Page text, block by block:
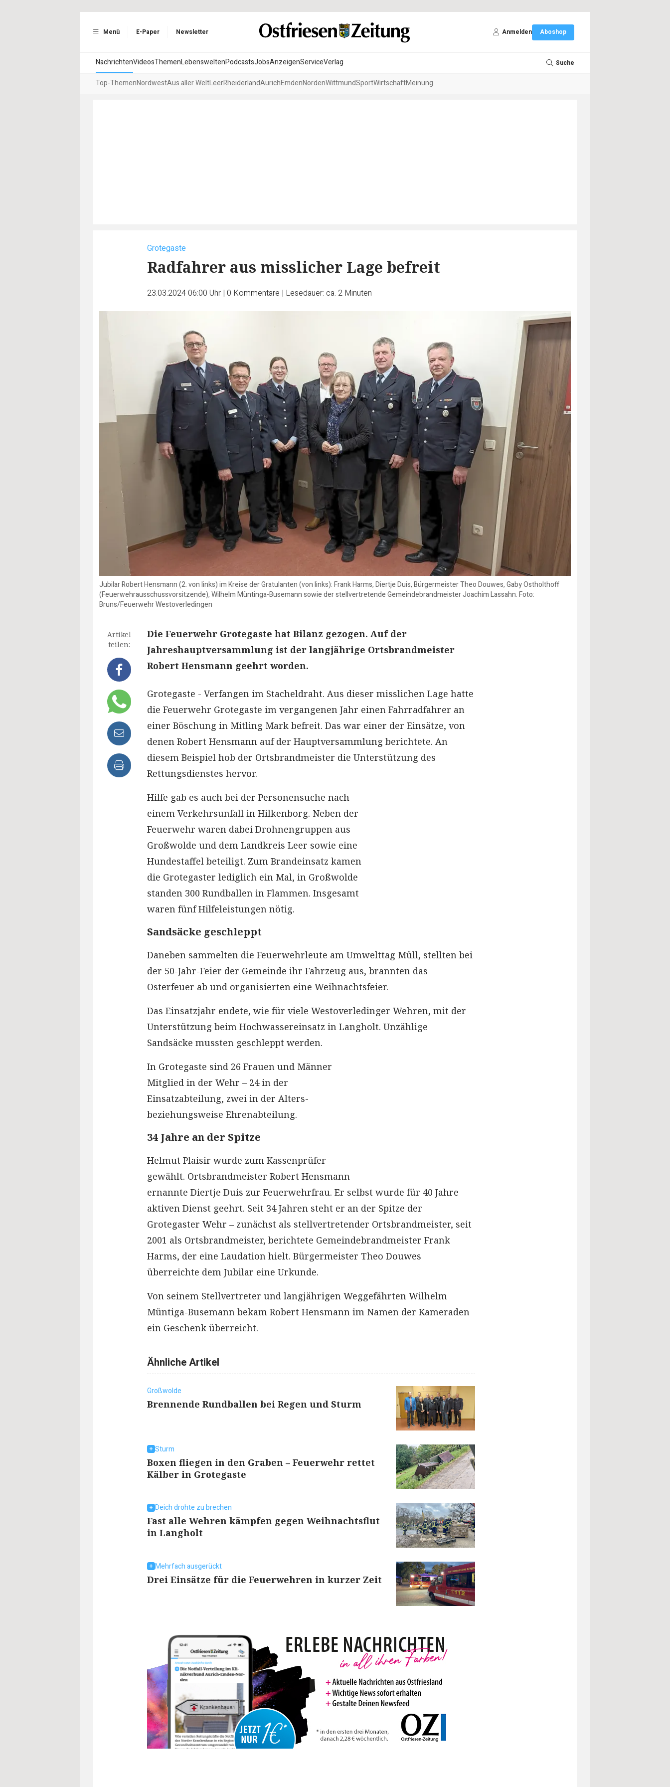
Menü E-Paper Newsletter Anmelden Aboshop
NachrichtenVideosThemenLebensweltenPodcastsJobsAnzeigenServiceVerlag Suche
Top-ThemenNordwestAus aller WeltLeerRheiderlandAurichEmdenNordenWittmundSportWirtschaftMeinung
Grotegaste
Radfahrer aus misslicher Lage befreit
23.03.2024 06:00 Uhr | 0 Kommentare | Lesedauer: ca. 2 Minuten
Jubilar Robert Hensmann (2. von links) im Kreise der Gratulanten (von links): Frank Harms, Diertje Duis, Bürgermeister Theo Douwes, Gaby Ostholthoff
(Feuerwehrausschussvorsitzende), Wilhelm Müntinga-Busemann sowie der stellvertretende Gemeindebrandmeister Joachim Lassahn. Foto:
Bruns/Feuerwehr Westoverledingen
Artikel
teilen:
Die Feuerwehr Grotegaste hat Bilanz gezogen. Auf der
Jahreshauptversammlung ist der langjährige Ortsbrandmeister
Robert Hensmann geehrt worden.
Grotegaste - Verfangen im Stacheldraht. Aus dieser misslichen Lage hatte
die Feuerwehr Grotegaste im vergangenen Jahr einen Fahrradfahrer an
einer Böschung in Mitling Mark befreit. Das war einer der Einsätze, von
denen Robert Hensmann auf der Hauptversammlung berichtete. An
diesem Beispiel hob der Ortsbrandmeister die Unterstützung des
Rettungsdienstes hervor.
Hilfe gab es auch bei der Personensuche nach
einem Verkehrsunfall in Hilkenborg. Neben der
Feuerwehr waren dabei Drohnengruppen aus
Großwolde und dem Landkreis Leer sowie eine
Hundestaffel beteiligt. Zum Brandeinsatz kamen
die Grotegaster lediglich ein Mal, in Großwolde
standen 300 Rundballen in Flammen. Insgesamt
waren fünf Hilfeleistungen nötig.
Sandsäcke geschleppt
Daneben sammelten die Feuerwehrleute am Umwelttag Müll, stellten bei
der 50-Jahr-Feier der Gemeinde ihr Fahrzeug aus, brannten das
Osterfeuer ab und organisierten eine Weihnachtsfeier.
Das Einsatzjahr endete, wie für viele Westoverledinger Wehren, mit der
Unterstützung beim Hochwassereinsatz in Langholt. Unzählige
Sandsäcke mussten geschleppt werden.
In Grotegaste sind 26 Frauen und Männer
Mitglied in der Wehr – 24 in der
Einsatzabteilung, zwei in der Alters-
beziehungsweise Ehrenabteilung.
34 Jahre an der Spitze
Helmut Plaisir wurde zum Kassenprüfer
gewählt. Ortsbrandmeister Robert Hensmann
ernannte Diertje Duis zur Feuerwehrfrau. Er selbst wurde für 40 Jahre
aktiven Dienst geehrt. Seit 34 Jahren steht er an der Spitze der
Grotegaster Wehr – zunächst als stellvertretender Ortsbrandmeister, seit
2001 als Ortsbrandmeister, berichtete Gemeindebrandmeister Frank
Harms, der eine Laudation hielt. Bürgermeister Theo Douwes
überreichte dem Jubilar eine Urkunde.
Von seinem Stellvertreter und langjährigen Weggefährten Wilhelm
Müntiga-Busemann bekam Robert Hensmann im Namen der Kameraden
ein Geschenk überreicht.
Ähnliche Artikel
Großwolde
Brennende Rundballen bei Regen und Sturm
Sturm
Boxen fliegen in den Graben – Feuerwehr rettet
Kälber in Grotegaste
Deich drohte zu brechen
Fast alle Wehren kämpfen gegen Weihnachtsflut
in Langholt
Mehrfach ausgerückt
Drei Einsätze für die Feuerwehren in kurzer Zeit